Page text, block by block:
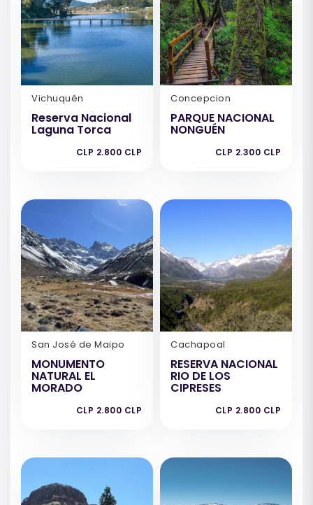
Vichuquén
Reserva Nacional
Laguna Torca
CLP 2.800 CLP
Concepcion
PARQUE NACIONAL
NONGUÉN
CLP 2.300 CLP
San José de Maipo
MONUMENTO
NATURAL EL
MORADO
CLP 2.800 CLP
Cachapoal
RESERVA NACIONAL
RIO DE LOS
CIPRESES
CLP 2.800 CLP